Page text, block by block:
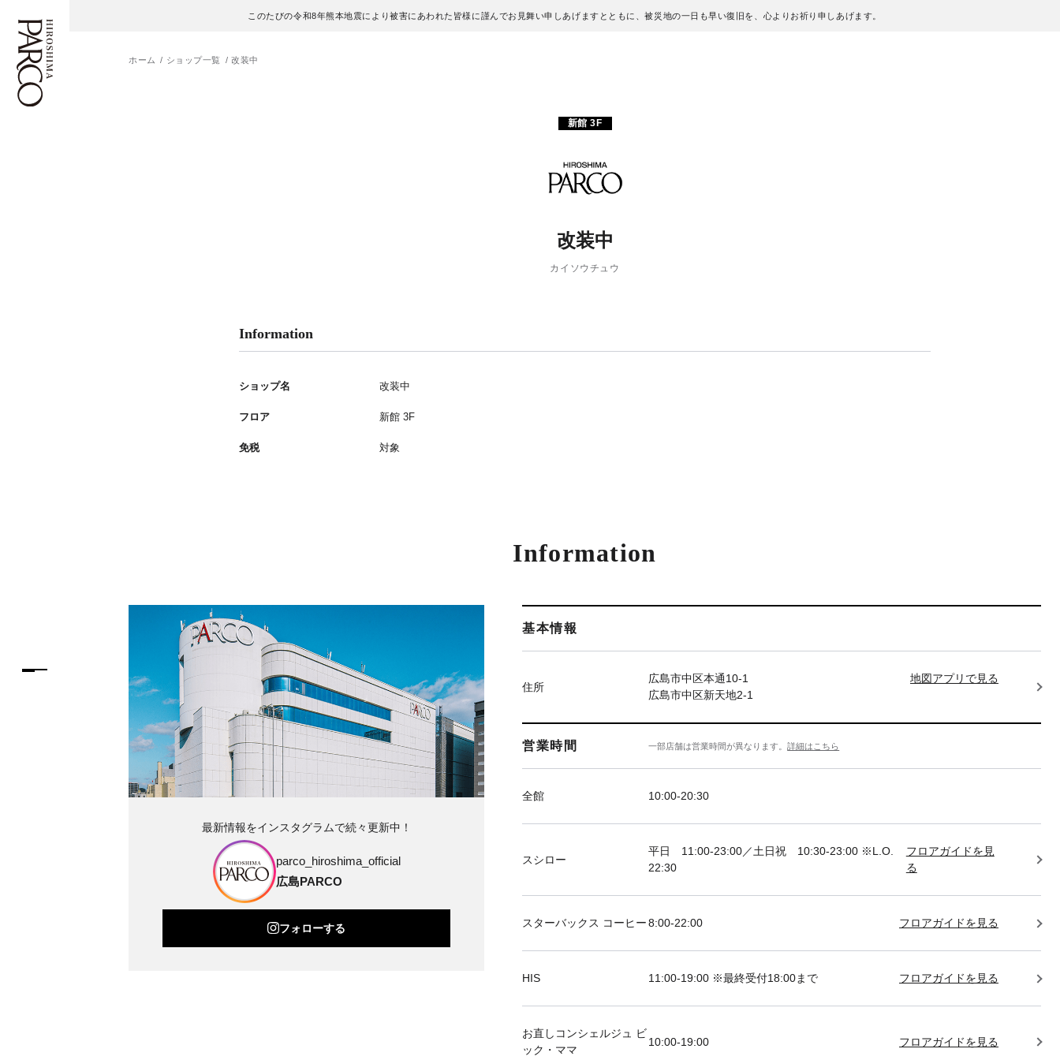
このたびの令和8年熊本地震により被害にあわれた皆様に謹んでお見舞い申しあげますとともに、被災地の一日も早い復旧を、心よりお祈り申しあげます。
ホーム ショップ一覧 改装中
新館 3F
改装中
カイソウチュウ
Information
ショップ名 改装中
フロア 新館 3F
免税 対象
Information
基本情報
住所
広島市中区本通10-1
広島市中区新天地2-1
地図アプリで見る
営業時間 一部店舗は営業時間が異なります。詳細はこちら
全館 10:00-20:30
スシロー
平日 11:00-23:00／土日祝 10:30-23:00 ※L.O.
22:30
フロアガイドを見
る
スターバックス コーヒー 8:00-22:00 フロアガイドを見る
HIS 11:00-19:00 ※最終受付18:00まで フロアガイドを見る
お直しコンシェルジュ ビ
ック・ママ
10:00-19:00 フロアガイドを見る
最新情報をインスタグラムで続々更新中！
parco_hiroshima_official
広島PARCO
フォローする